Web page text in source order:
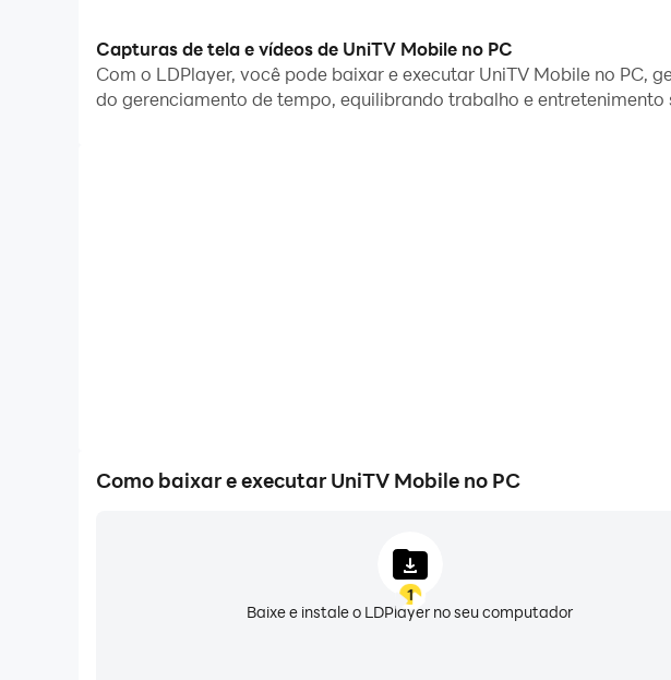
E a função de transferência de arquivos torna muito fácil
Capturas de tela e vídeos de UniTV Mobile no PC
Com o LDPlayer, você pode baixar e executar UniTV Mobile no PC,
do gerenciamento de tempo, equilibrando trabalho e entretenimento
Como baixar e executar UniTV Mobile no PC
1
Baixe e instale o LDPlayer no seu computador